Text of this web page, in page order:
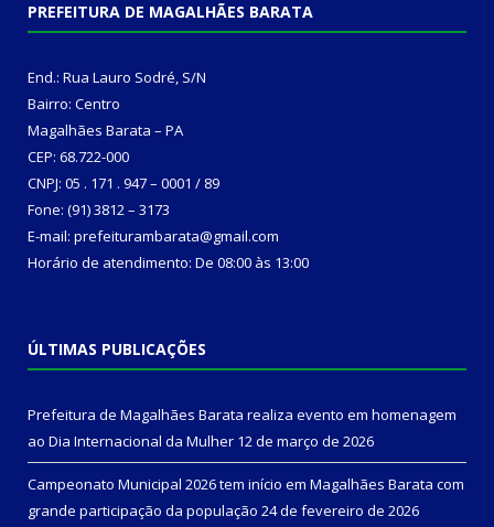
PREFEITURA DE MAGALHÃES BARATA
End.: Rua Lauro Sodré, S/N
Bairro: Centro
Magalhães Barata – PA
CEP: 68.722-000
CNPJ: 05 . 171 . 947 – 0001 / 89
Fone: (91) 3812 – 3173
E-mail: prefeiturambarata@gmail.com
Horário de atendimento: De 08:00 às 13:00
ÚLTIMAS PUBLICAÇÕES
Prefeitura de Magalhães Barata realiza evento em homenagem
ao Dia Internacional da Mulher 12 de março de 2026
Campeonato Municipal 2026 tem início em Magalhães Barata com
grande participação da população 24 de fevereiro de 2026